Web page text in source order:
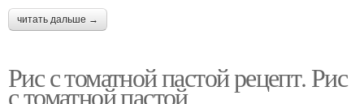
читать дальше →
Рис с томатной пастой рецепт. Рис
с томатной пастой